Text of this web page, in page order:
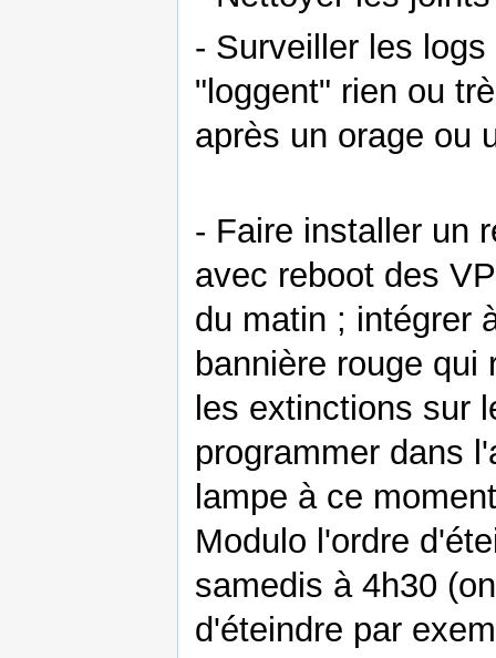
- Surveiller les
"loggent" rien ou
après un orage ou
- Faire installer un
avec reboot des
du matin ; intégrer
bannière rouge
les extinctions sur
programmer dans
lampe à ce
Modulo l'ordre
samedis à 4h30
d'éteindre par